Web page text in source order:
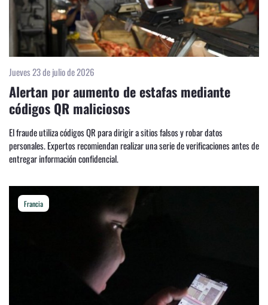
Jueves 23 de julio de 2026
Alertan por aumento de estafas mediante
códigos QR maliciosos
El fraude utiliza códigos QR para dirigir a sitios falsos y robar datos
personales. Expertos recomiendan realizar una serie de verificaciones antes de
entregar información confidencial.
Francia